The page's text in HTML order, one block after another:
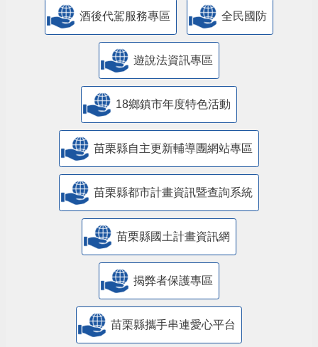
酒後代駕服務專區 全民國防
遊說法資訊專區
18鄉鎮市年度特色活動
苗栗縣自主更新輔導團網站專區
苗栗縣都市計畫資訊暨查詢系統
苗栗縣國土計畫資訊網
揭弊者保護專區
苗栗縣攜手串連愛心平台